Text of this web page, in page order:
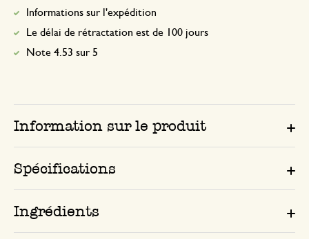
Informations sur l'expédition
Le délai de rétractation est de 100 jours
Note 4.53 sur 5
Information sur le produit
Spécifications
Ingrédients